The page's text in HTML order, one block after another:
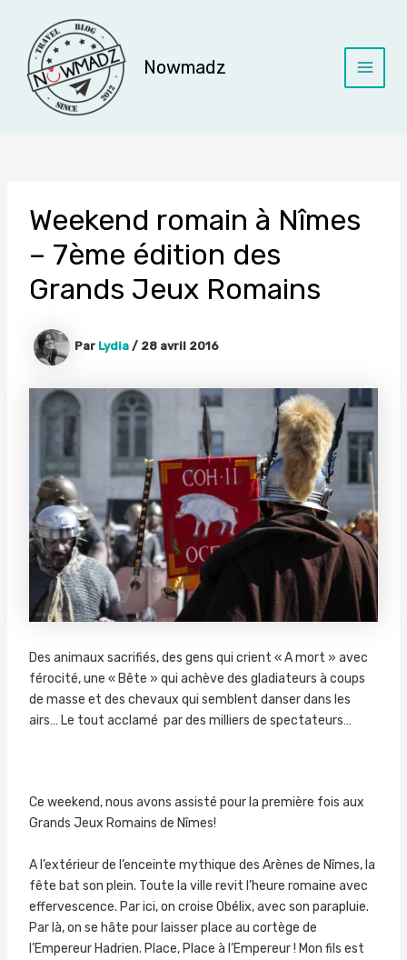
contenu
Nowmadz
Main
Weekend romain à Nîmes
– 7ème édition des
Grands Jeux Romains
Par Lydia / 28 avril 2016
Des animaux sacrifiés, des gens qui crient « A mort » avec
férocité, une « Bête » qui achève des gladiateurs à coups
de masse et des chevaux qui semblent danser dans les
airs… Le tout acclamé par des milliers de spectateurs…
Ce weekend, nous avons assisté pour la première fois aux
Grands Jeux Romains de Nîmes!
A l’extérieur de l’enceinte mythique des Arènes de Nîmes, la
fête bat son plein. Toute la ville revit l’heure romaine avec
effervescence. Par ici, on croise Obélix, avec son parapluie.
Par là, on se hâte pour laisser place au cortège de
l’Empereur Hadrien. Place, Place à l’Empereur ! Mon fils est